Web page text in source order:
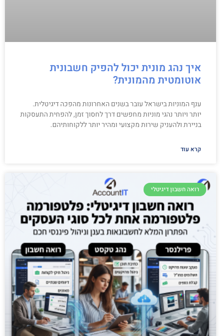
איך נהג מונית יכול להפיק חשבונית
אוטומטית מהמונית?
ענף המוניות בישראל עובר בשנים האחרונות מהפכה דיגיטלית.
יותר ויותר נהגי מוניות מחפשים דרך לחסוך זמן, להפחית התעסקות
בניירת ולהעניק שירות מקצועי ומהיר יותר ללקוחותיהם.
קרא עוד
רואה חשבון דיגיטלי